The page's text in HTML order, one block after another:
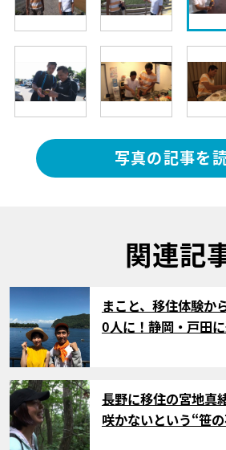
写真の記事を
関連記
サムネイル
まこと、移住体験か
0人に！静岡・戸田
サムネイル
長野に移住の宮地真
咲かないという“笹